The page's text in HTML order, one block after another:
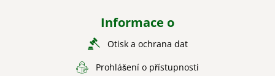
Informace o
Otisk a ochrana dat
Prohlášení o přístupnosti